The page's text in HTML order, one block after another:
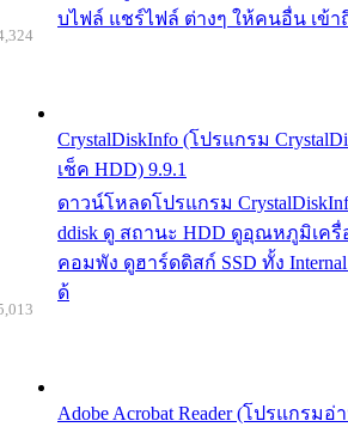
บไฟล์ แชร์ไฟล์ ต่างๆ ให้คนอื่น เข้า
CrystalDiskInfo (โปรแกรม
เช็ค HDD) 9.9.1
ดาวน์โหลดโปรแกรม
ddisk ดู สถานะ HDD ดูอุณหภูมิเครื่
คอมพัง ดูฮาร์ดดิสก์ SSD ทั้ง
ด้
Adobe Acrobat Reader (โปรแกรม